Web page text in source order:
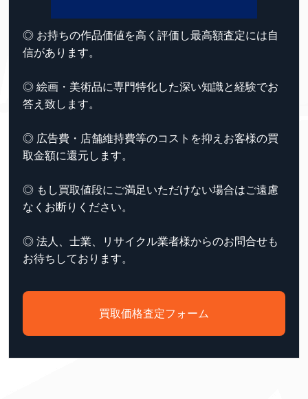
◎ お持ちの作品価値を高く評価し最高額査定には自
信があります。
◎ 絵画・美術品に専門特化した深い知識と経験でお
答え致します。
◎ 広告費・店舗維持費等のコストを抑えお客様の買
取金額に還元します。
◎ もし買取値段にご満足いただけない場合はご遠慮
なくお断りください。
◎ 法人、士業、リサイクル業者様からのお問合せも
お待ちしております。
買取価格査定フォーム